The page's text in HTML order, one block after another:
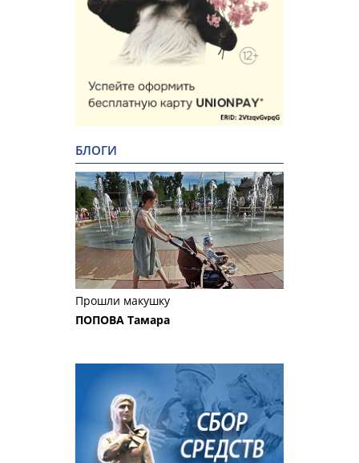
БЛОГИ
Прошли макушку
ПОПОВА Тамара